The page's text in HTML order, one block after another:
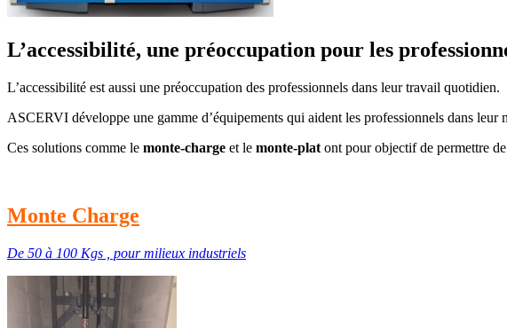
L’accessibilité, une préoccupation pour les
L’accessibilité est aussi une préoccupation des professionnels dans leur travail quotidien.
ASCERVI développe une gamme d’équipements qui aident les professionnels dans leur
Ces solutions comme le monte-charge et le monte-plat ont pour objectif de permettre
Monte Charge
De 50 à 100 Kgs , pour milieux industriels